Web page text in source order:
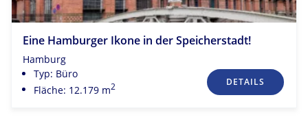
Eine Hamburger Ikone in der Speicherstadt!
Hamburg
Typ: Büro
Fläche: 12.179 m2 DETAILS